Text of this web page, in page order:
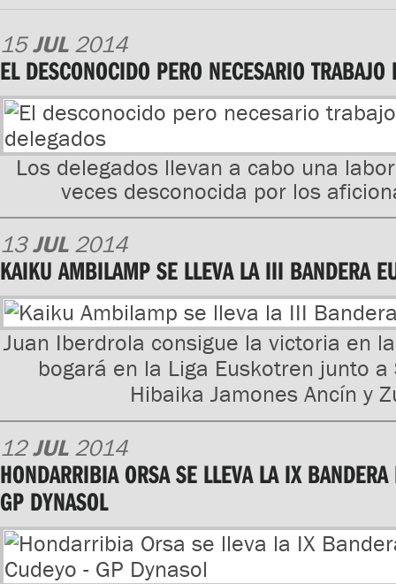
15JUL2014
EL DESCONOCIDO PERO NECESARIO
Los delegados llevan a cabo una
veces desconocida por los
13JUL2014
KAIKU AMBILAMP SE LLEVA LA III BANDERA
Juan Iberdrola consigue la victoria en
bogará en la Liga Euskotren junto
Hibaika Jamones Ancín y
12JUL2014
HONDARRIBIA ORSA SE LLEVA LA IX
GP DYNASOL